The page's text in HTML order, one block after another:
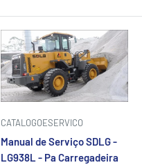
CATALOGOESERVICO
Manual de Serviço SDLG -
LG938L - Pa Carregadeira